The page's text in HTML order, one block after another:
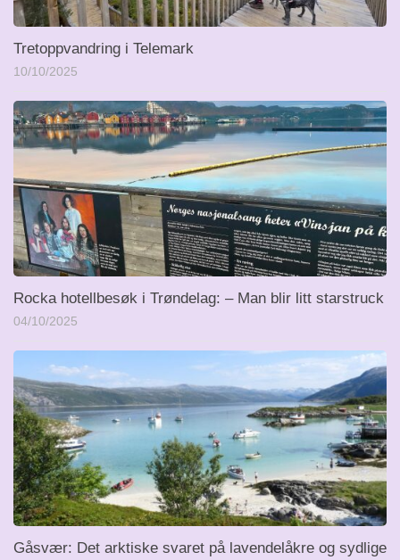
Tretoppvandring i Telemark
10/10/2025
Rocka hotellbesøk i Trøndelag: – Man blir litt starstruck
04/10/2025
Gåsvær: Det arktiske svaret på lavendelåkre og sydlige